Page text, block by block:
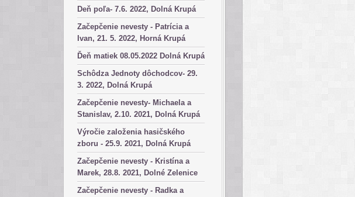
Deň poľa- 7.6. 2022, Dolná Krupá
Začepčenie nevesty - Patrícia a
Ivan, 21. 5. 2022, Horná Krupá
Ďeň matiek 08.05.2022 Dolná Krupá
Schôdza Jednoty dôchodcov- 29.
3. 2022, Dolná Krupá
Začepčenie nevesty- Michaela a
Stanislav, 2.10. 2021, Dolná Krupá
Výročie založenia hasičského
zboru - 25.9. 2021, Dolná Krupá
Začepčenie nevesty - Kristína a
Marek, 28.8. 2021, Dolné Zelenice
Začepčenie nevesty - Radka a